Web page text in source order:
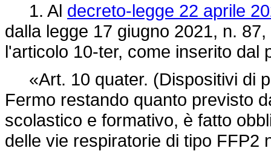
1. Al decreto-legge 22 aprile
dalla legge 17 giugno 2021, n.
l'articolo 10-ter, come inserito dal
«Art. 10 quater. (Dispositivi di
Fermo restando quanto previsto
scolastico e formativo, è fatto
delle vie respiratorie di tipo FFP2